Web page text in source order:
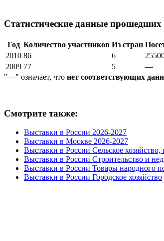
Статистические данные прошедших
Год Количество участников Из стран
2010 86 6
2009 77 5 —
"—" означает, что нет соответствующих
Смотрите также:
Выставки в России 2026-2027
Выставки в Москве 2026-2027
Выставки в России Сельское
Выставки в России Строительство и
Выставки в России Товары народного
Выставки в России Городское хозяйство